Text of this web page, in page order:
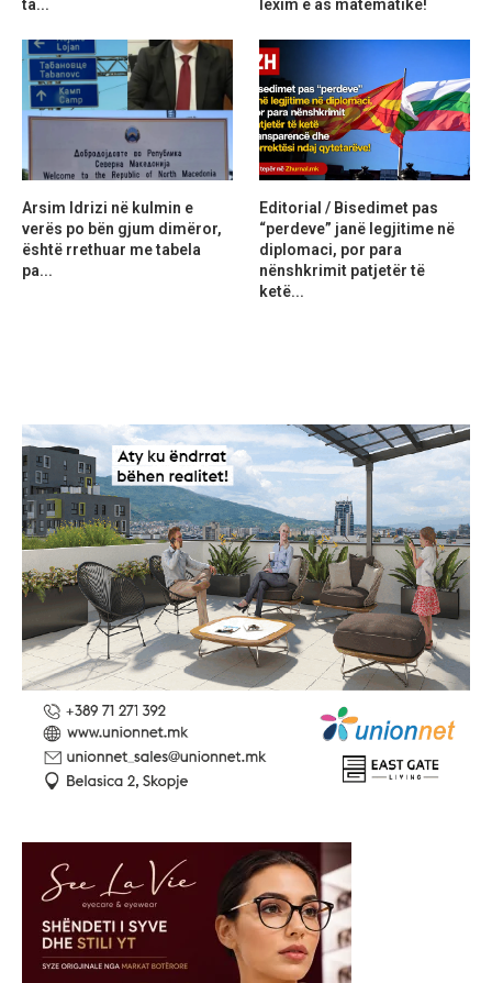
ta...
lexim e as matematikë!
Arsim Idrizi në kulmin e
verës po bën gjum dimëror,
është rrethuar me tabela
pa...
Editorial / Bisedimet pas
“perdeve” janë legjitime në
diplomaci, por para
nënshkrimit patjetër të
ketë...